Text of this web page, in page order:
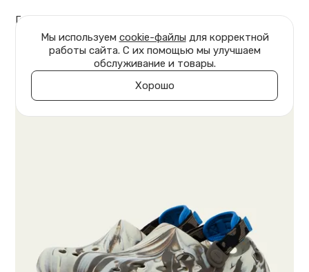
Главная Обувь Клоги Marble
Мы используем cookie-файлы для корректной
работы сайта. С их помощью мы улучшаем
обслуживание и товары.
Хорошо